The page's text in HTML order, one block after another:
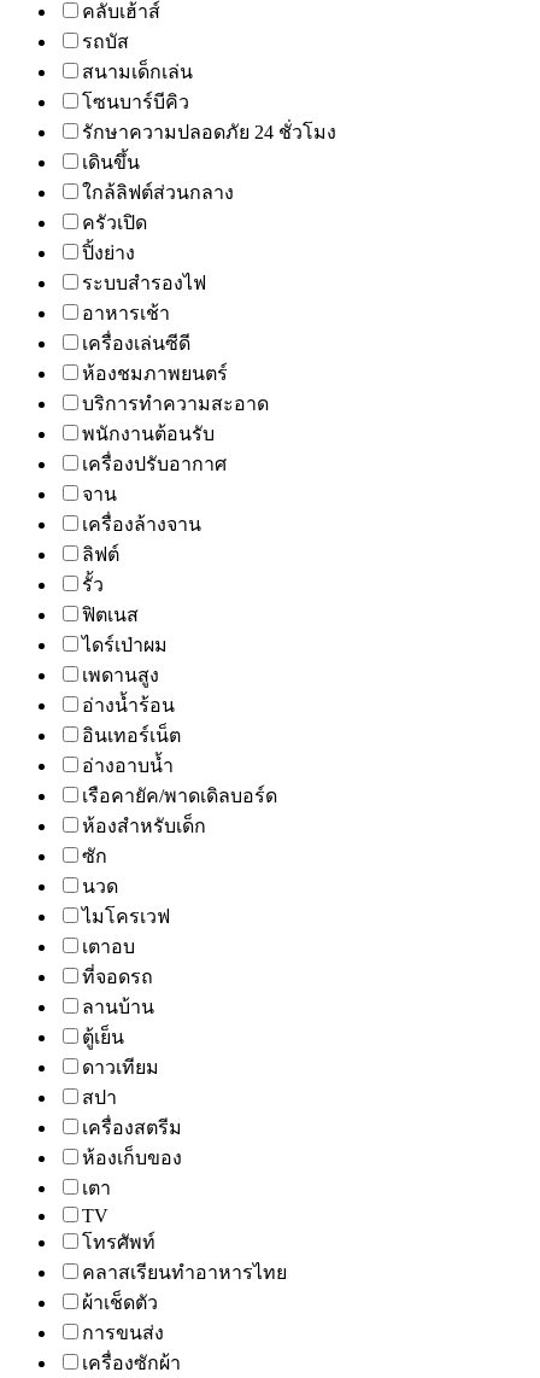
คลับเฮ้าส์
รถบัส
สนามเด็กเล่น
โซนบาร์บีคิว
รักษาความปลอดภัย 24 ชั่วโมง
เดินขึ้น
ใกล้ลิฟต์ส่วนกลาง
ครัวเปิด
ปิ้งย่าง
ระบบสำรองไฟ
อาหารเช้า
เครื่องเล่นซีดี
ห้องชมภาพยนตร์
บริการทำความสะอาด
พนักงานต้อนรับ
เครื่องปรับอากาศ
จาน
เครื่องล้างจาน
ลิฟต์
รั้ว
ฟิตเนส
ไดร์เป่าผม
เพดานสูง
อ่างน้ำร้อน
อินเทอร์เน็ต
อ่างอาบน้ำ
เรือคายัค/พาดเดิลบอร์ด
ห้องสำหรับเด็ก
ซัก
นวด
ไมโครเวฟ
เตาอบ
ที่จอดรถ
ลานบ้าน
ตู้เย็น
ดาวเทียม
สปา
เครื่องสตรีม
ห้องเก็บของ
เตา
TV
โทรศัพท์
คลาสเรียนทำอาหารไทย
ผ้าเช็ดตัว
การขนส่ง
เครื่องซักผ้า